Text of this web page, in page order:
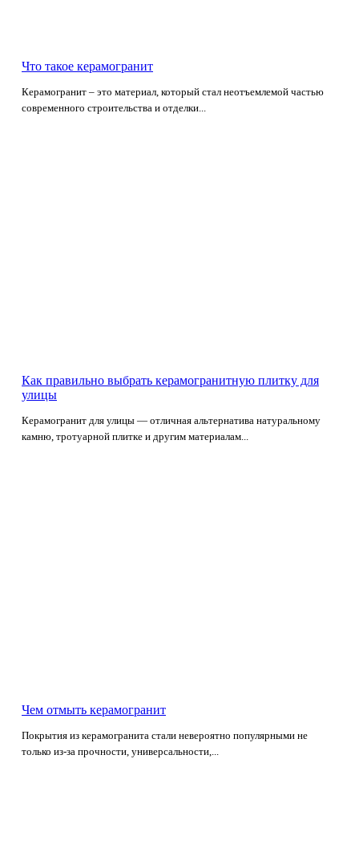
Что такое керамогранит
Керамогранит – это материал, который стал неотъемлемой частью
современного строительства и отделки...
Как правильно выбрать керамогранитную плитку для
улицы
Керамогранит для улицы — отличная альтернатива натуральному
камню, тротуарной плитке и другим материалам...
Чем отмыть керамогранит
Покрытия из керамогранита стали невероятно популярными не
только из-за прочности, универсальности,...